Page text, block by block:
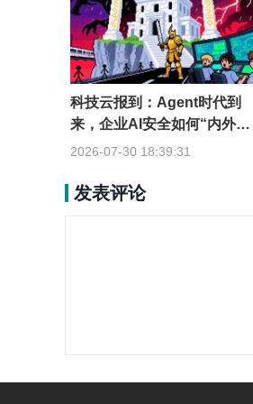
科技云报到：Agent时代到
来，企业AI安全如何“内外兼
修”？
2026-07-30 18:39:31
发表评论